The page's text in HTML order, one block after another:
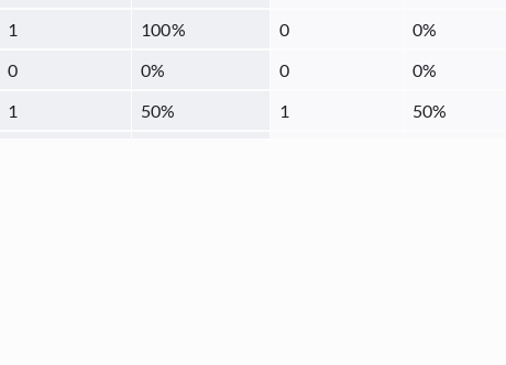
1 100% 0 0%
0 0% 0 0%
1 50% 1 50%